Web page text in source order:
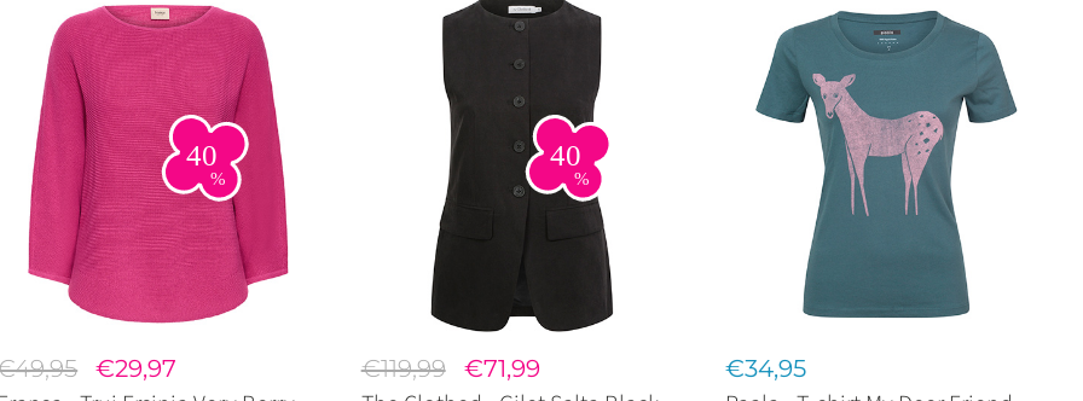
€29,97 €119,99 €71,99 €34,95